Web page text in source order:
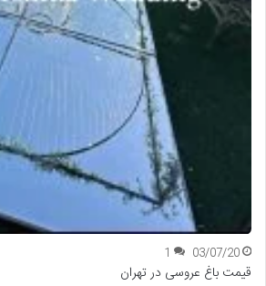
03/07/20
1
قیمت باغ عروسی در تهران